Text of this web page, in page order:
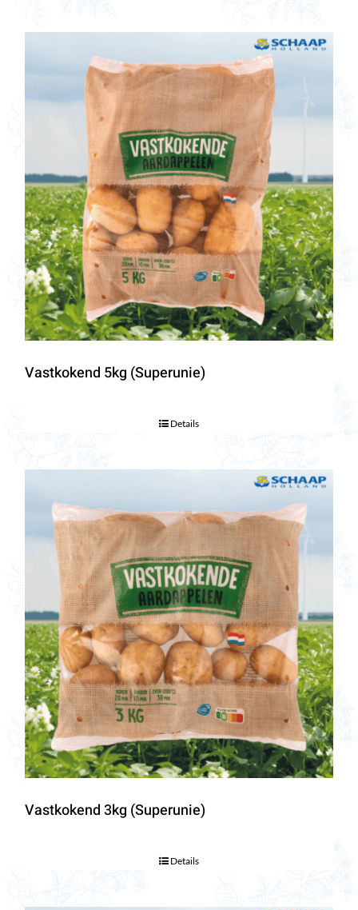
Vastkokend 5kg (Superunie)
Details
Vastkokend 3kg (Superunie)
Details